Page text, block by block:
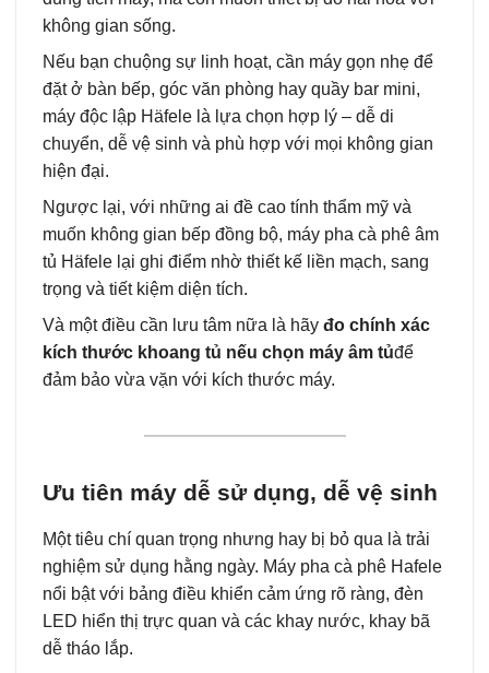
không gian sống.
Nếu bạn chuộng sự linh hoạt, cần máy gọn nhẹ để
đặt ở bàn bếp, góc văn phòng hay quầy bar mini,
máy độc lập Häfele là lựa chọn hợp lý – dễ di
chuyển, dễ vệ sinh và phù hợp với mọi không gian
hiện đại.
Ngược lại, với những ai đề cao tính thẩm mỹ và
muốn không gian bếp đồng bộ, máy pha cà phê âm
tủ Häfele lại ghi điểm nhờ thiết kế liền mạch, sang
trọng và tiết kiệm diện tích.
Và một điều cần lưu tâm nữa là hãy đo chính xác
kích thước khoang tủ nếu chọn máy âm tủđể
đảm bảo vừa vặn với kích thước máy.
Ưu tiên máy dễ sử dụng, dễ vệ sinh
Một tiêu chí quan trọng nhưng hay bị bỏ qua là trải
nghiệm sử dụng hằng ngày. Máy pha cà phê Hafele
nổi bật với bảng điều khiển cảm ứng rõ ràng, đèn
LED hiển thị trực quan và các khay nước, khay bã
dễ tháo lắp.